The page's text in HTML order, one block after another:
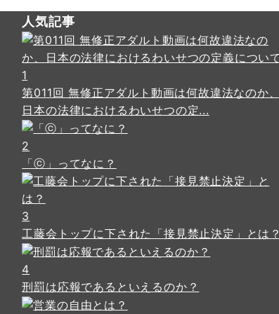
人気記事
1
第011回 無修正アダルト動画は何故違法なのか、
日本の法律におけるわいせつの定...
2
「ⓒ」ってなに？
3
工藤会トップに下された「接見禁止決定」とは？
4
刑罰は応報であるといえるのか？